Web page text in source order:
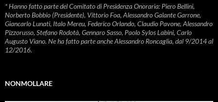
* Hanno fatto parte del Comitato di Presidenza Onoraria: Piero Bellini,
Norberto Bobbio (Presidente), Vittorio Foa, Alessandro Galante Garrone,
Giancarlo Lunati, Italo Mereu, Federico Orlando, Claudio Pavone, Alessandro
Pizzorusso, Stefano Rodotà, Gennaro Sasso, Paolo Sylos Labini, Carlo
Augusto Viano. Ne ha fatto parte anche Alessandro Roncaglia, dal 9/2014 al
12/2016.
NONMOLLARE